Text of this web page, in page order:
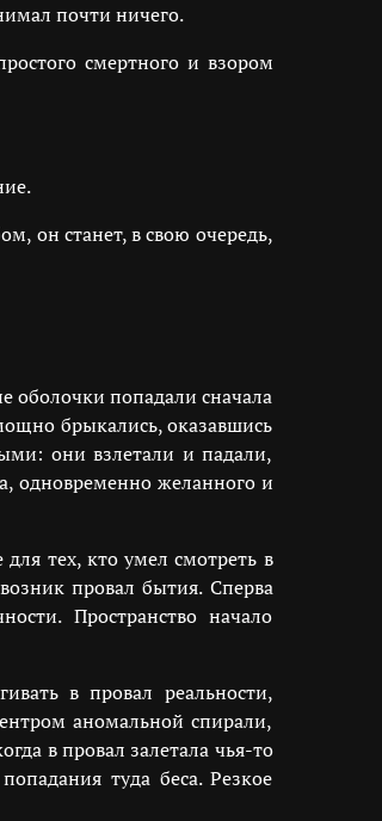
почти ничего.
смертного и взором
он станет, в свою очередь,
оболочки попадали сначала
брыкались, оказавшись
они взлетали и падали,
одновременно желанного и
тех, кто умел смотреть в
провал бытия. Сперва
Пространство начало
в провал реальности,
аномальной спирали,
в провал залетала чья-то
туда беса. Резкое